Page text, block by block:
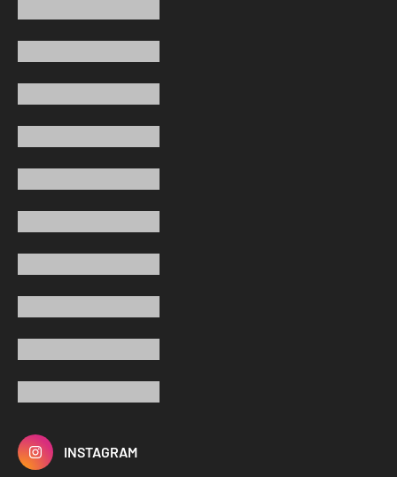
INSTAGRAM